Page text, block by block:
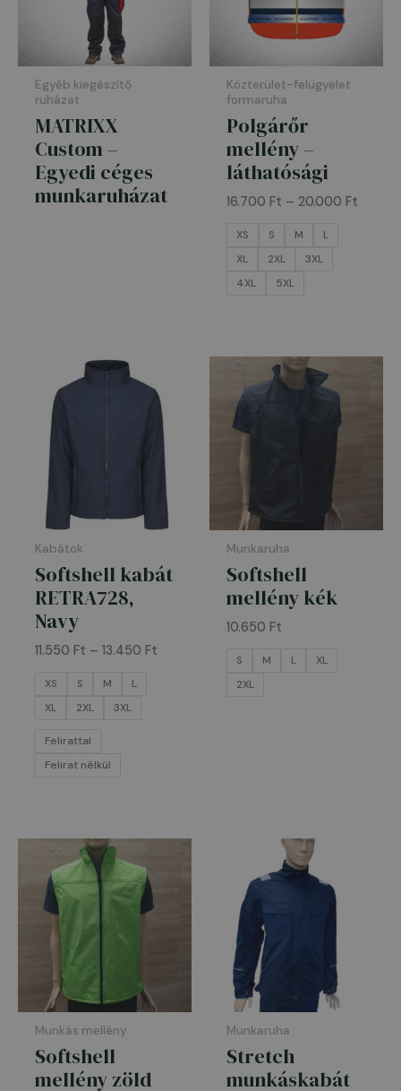
Egyéb kiegészítő
ruházat
MATRIXX
Custom –
Egyedi céges
munkaruházat
Közterület-felügyelet
formaruha
Polgárőr
mellény –
láthatósági
16.700 Ft – 20.000 Ft
XS S M
L
XL
2XL
3XL
4XL
5XL
Kabátok
Softshell kabát
RETRA728,
Navy
11.550 Ft – 13.450 Ft
Ártartomány:
-
13.450 Ft
XS S M
L
XL
2XL 3XL
Felirattal
Felirat nélkül
Munkaruha
Softshell
mellény kék
10.650 Ft
S M L
XL
2XL
Munkás mellény
Softshell
mellény zöld
Munkaruha
Stretch
munkáskabát